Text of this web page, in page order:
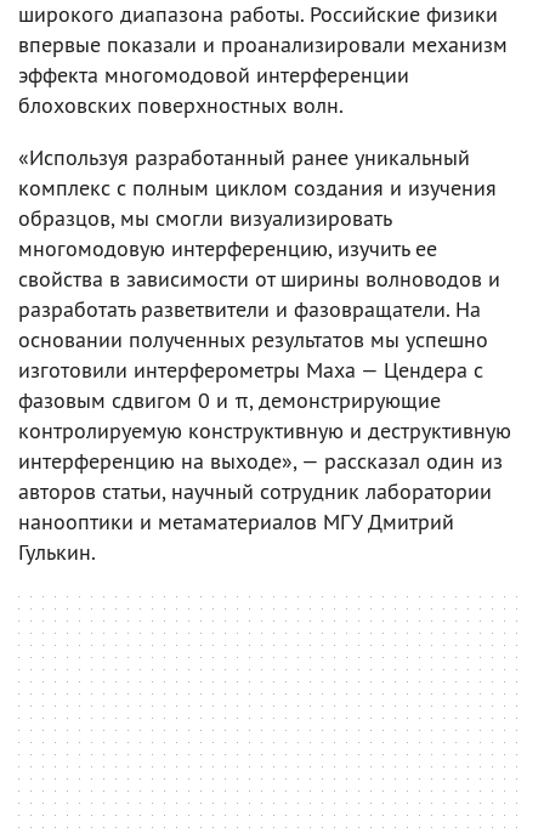
широкого диапазона работы. Российские физики
впервые показали и проанализировали механизм
эффекта многомодовой интерференции
блоховских поверхностных волн.
«Используя разработанный ранее уникальный
комплекс с полным циклом создания и изучения
образцов, мы смогли визуализировать
многомодовую интерференцию, изучить ее
свойства в зависимости от ширины волноводов и
разработать разветвители и фазовращатели. На
основании полученных результатов мы успешно
изготовили интерферометры Маха — Цендера с
фазовым сдвигом 0 и π, демонстрирующие
контролируемую конструктивную и деструктивную
интерференцию на выходе», — рассказал один из
авторов статьи, научный сотрудник лаборатории
нанооптики и метаматериалов МГУ Дмитрий
Гулькин.